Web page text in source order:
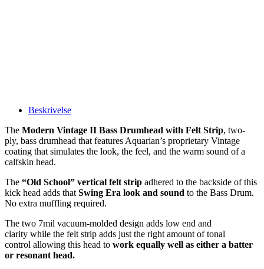
Beskrivelse
The Modern Vintage II Bass Drumhead with Felt Strip, two-
ply, bass drumhead that features Aquarian’s proprietary Vintage
coating that simulates the look, the feel, and the warm sound of a
calfskin head.
The “Old School” vertical felt strip adhered to the backside of this
kick head adds that Swing Era look and sound to the Bass Drum.
No extra muffling required.
The two 7mil vacuum-molded design adds low end and
clarity while the felt strip adds just the right amount of tonal
control allowing this head to work equally well as either a batter
or resonant head.